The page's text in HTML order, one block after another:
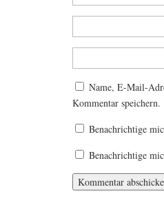
Name, E-Mail-
Kommentar speichern.
Benachrichtige
Benachrichtige